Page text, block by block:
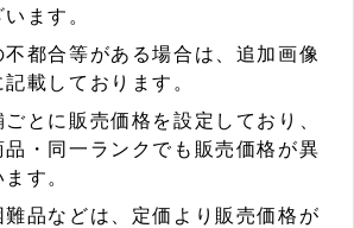
ます。
不都合等がある場合は、追加画像
載しております。
ごとに販売価格を設定しており、
・同一ランクでも販売価格が異
す。
難品などは、定価より販売価格が